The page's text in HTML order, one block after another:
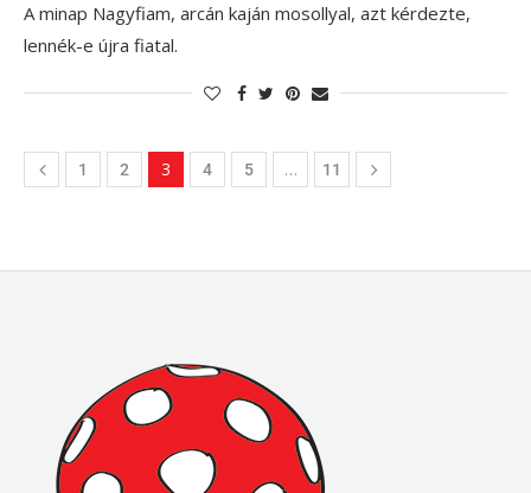
A minap Nagyfiam, arcán kaján mosollyal, azt kérdezte,
lennék-e újra fiatal.
1 2 3 4 5 … 11